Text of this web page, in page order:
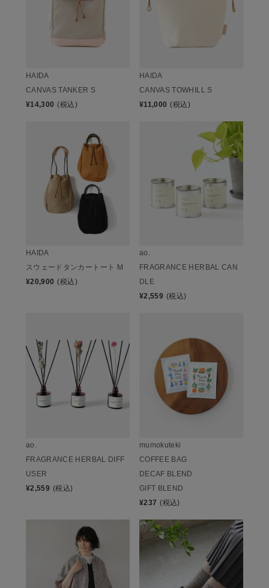
HAIDA
CANVAS TANKER S
¥14,300 (税込)
HAIDA
CANVAS TOWHILL S
¥11,000 (税込)
HAIDA
スウェードタンカートート M
¥20,900 (税込)
ao.
FRAGRANCE HERBAL CAN
DLE
¥2,559 (税込)
ao.
FRAGRANCE HERBAL DIFF
USER
¥2,559 (税込)
mumokuteki
COFFEE BAG
DECAF BLEND
GIFT BLEND
¥237 (税込)